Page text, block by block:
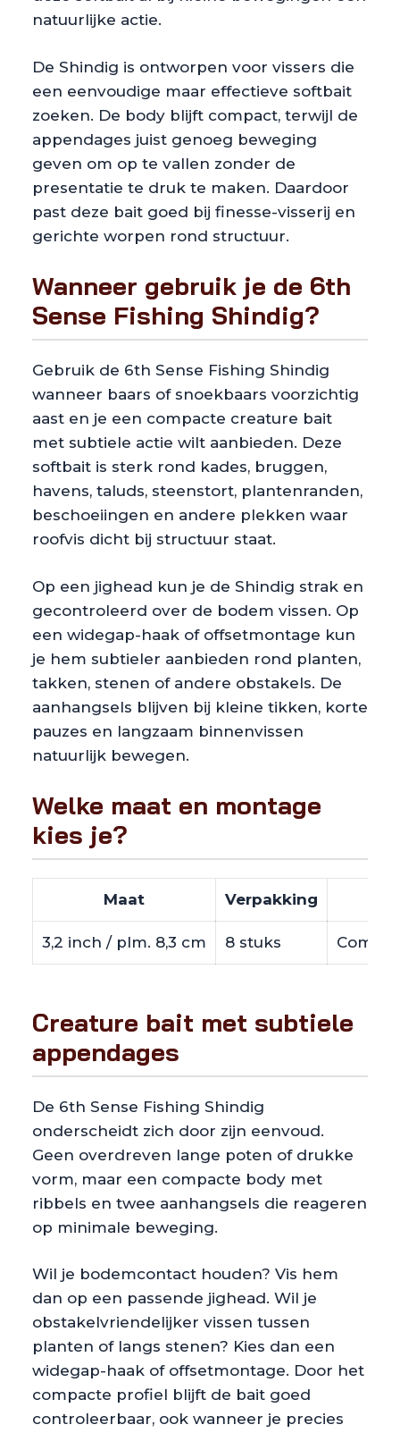
natuurlijke actie.
De Shindig is ontworpen voor vissers die
een eenvoudige maar effectieve softbait
zoeken. De body blijft compact, terwijl de
appendages juist genoeg beweging
geven om op te vallen zonder de
presentatie te druk te maken. Daardoor
past deze bait goed bij finesse-visserij en
gerichte worpen rond structuur.
Wanneer gebruik je de 6th
Sense Fishing Shindig?
Gebruik de 6th Sense Fishing Shindig
wanneer baars of snoekbaars voorzichtig
aast en je een compacte creature bait
met subtiele actie wilt aanbieden. Deze
softbait is sterk rond kades, bruggen,
havens, taluds, steenstort, plantenranden,
beschoeiingen en andere plekken waar
roofvis dicht bij structuur staat.
Op een jighead kun je de Shindig strak en
gecontroleerd over de bodem vissen. Op
een widegap-haak of offsetmontage kun
je hem subtieler aanbieden rond planten,
takken, stenen of andere obstakels. De
aanhangsels blijven bij kleine tikken, korte
pauzes en langzaam binnenvissen
natuurlijk bewegen.
Welke maat en montage
kies je?
Maat Verpakking
3,2 inch / plm. 8,3 cm 8 stuks
Creature bait met subtiele
appendages
De 6th Sense Fishing Shindig
onderscheidt zich door zijn eenvoud.
Geen overdreven lange poten of drukke
vorm, maar een compacte body met
ribbels en twee aanhangsels die reageren
op minimale beweging.
Wil je bodemcontact houden? Vis hem
dan op een passende jighead. Wil je
obstakelvriendelijker vissen tussen
planten of langs stenen? Kies dan een
widegap-haak of offsetmontage. Door het
compacte profiel blijft de bait goed
controleerbaar, ook wanneer je precies